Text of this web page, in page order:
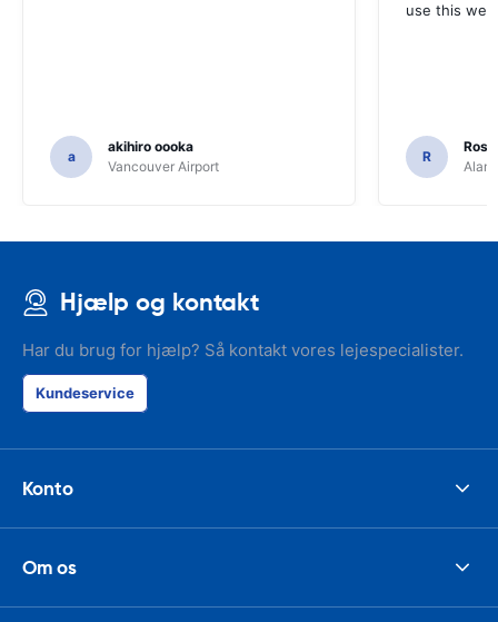
a
akihiro oooka
Vancouver Airport
use this
R
Hjælp og kontakt
Har du brug for hjælp? Så kontakt vores lejespecialister.
Kundeservice
Konto
Om os